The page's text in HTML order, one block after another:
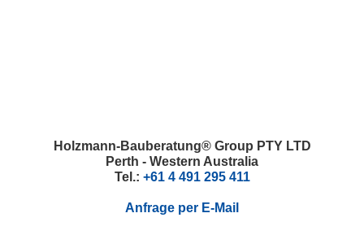
Holzmann-Bauberatung® Group PTY LTD
Perth - Western Australia
Tel.: +61 4 491 295 411
Anfrage per E-Mail